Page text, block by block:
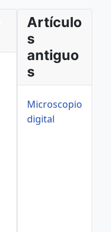
Artículo
s
antiguo
s
Microscopio
digital